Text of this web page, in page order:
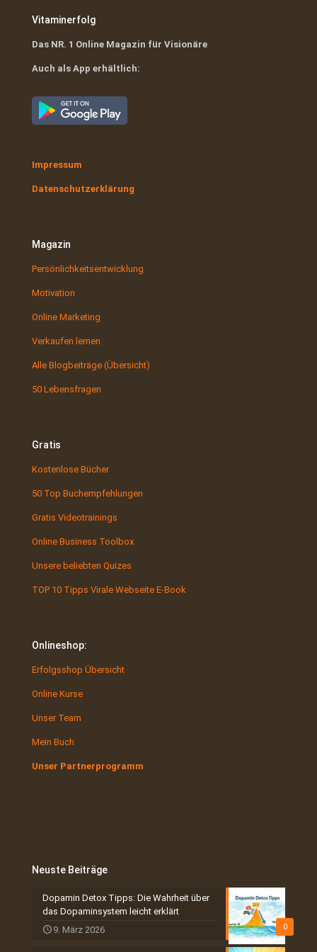
Vitaminerfolg
Das NR. 1 Online Magazin für Visionäre
Auch als App erhältlich:
Impressum
Datenschutzerklärung
Magazin
Persönlichkeitsentwicklung
Motivation
Online Marketing
Verkaufen lernen
Alle Blogbeiträge (Übersicht)
50 Lebensfragen
Gratis
Kostenlose Bücher
50 Top Buchempfehlungen
Gratis Videotrainings
Online Business Toolbox
Unsere beliebten Quizes
TOP 10 Tipps Virale Webseite E-Book
Onlineshop:
Erfolgsshop Übersicht
Online Kurse
Unser Team
Mein Buch
Unser Partnerprogramm
Neuste Beiträge
0
Dopamin Detox Tipps: Die Wahrheit über
das Dopaminsystem leicht erklärt
9. März 2026